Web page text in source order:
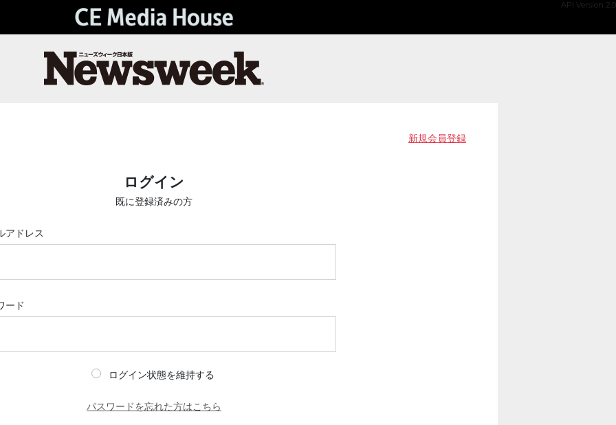
API Version 2.0
新規会員登録
ログイン
既に登録済みの方
アドレス
ード
ログイン状態を維持する
パスワードを忘れた方はこちら